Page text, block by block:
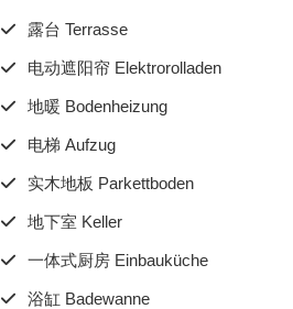
露台 Terrasse
电动遮阳帘 Elektrorolladen
地暖 Bodenheizung
电梯 Aufzug
实木地板 Parkettboden
地下室 Keller
一体式厨房 Einbauküche
浴缸 Badewanne